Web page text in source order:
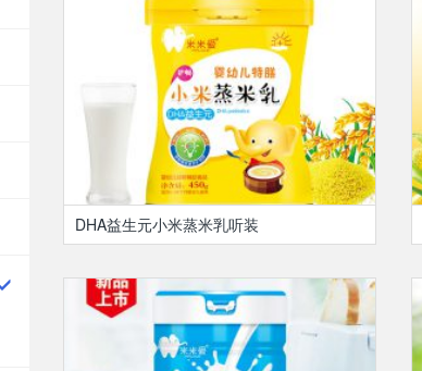
DHA益生元小米蒸米乳听装